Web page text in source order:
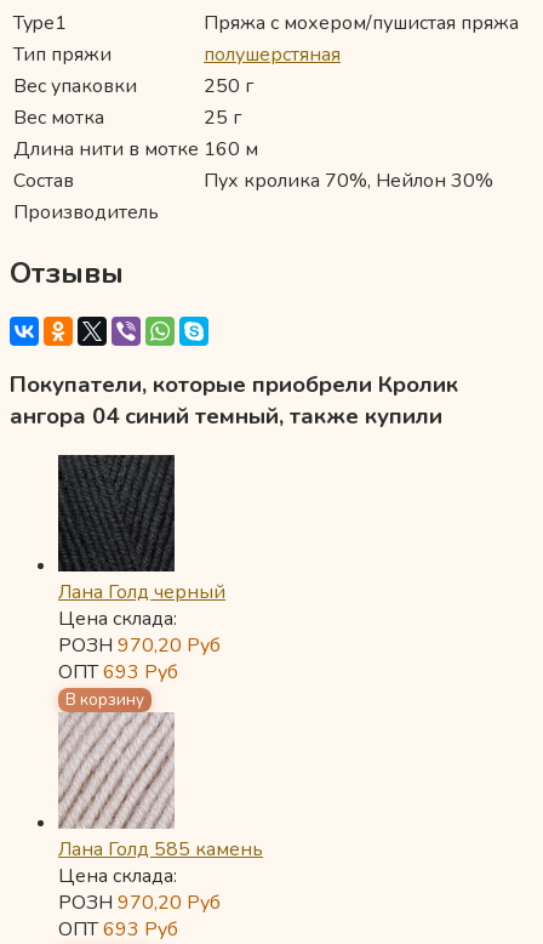
Type1
Пряжа с мохером/пушистая пряжа
Тип пряжи
полушерстяная
Вес упаковки
250 г
Вес мотка
25 г
Длина нити в мотке 160 м
Состав
Пух кролика 70%, Нейлон 30%
Производитель
Отзывы
Покупатели, которые приобрели Кролик
ангора 04 синий темный, также купили
Лана Голд черный
Цена склада:
РОЗН 970,20 Руб
ОПТ693 Руб
Лана Голд 585 камень
Цена склада:
РОЗН 970,20 Руб
ОПТ693 Руб